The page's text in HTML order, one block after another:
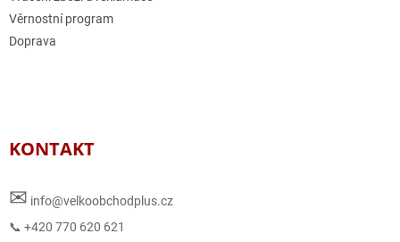
Věrnostní program
Doprava
KONTAKT
✉ info@velkoobchodplus.cz
📞 +420 770 620 621